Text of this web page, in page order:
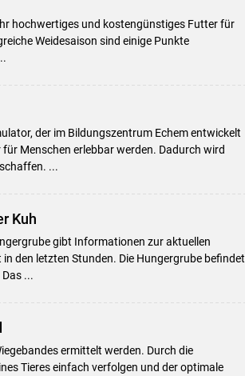
hochwertiges und kostengünstiges Futter für
Weidesaison sind einige Punkte
der im Bildungszentrum Echem entwickelt
Menschen erlebbar werden. Dadurch wird
...
Kuh
gibt Informationen zur aktuellen
den letzten Stunden. Die Hungergrube befindet
...
ermittelt werden. Durch die
Tieres einfach verfolgen und der optimale